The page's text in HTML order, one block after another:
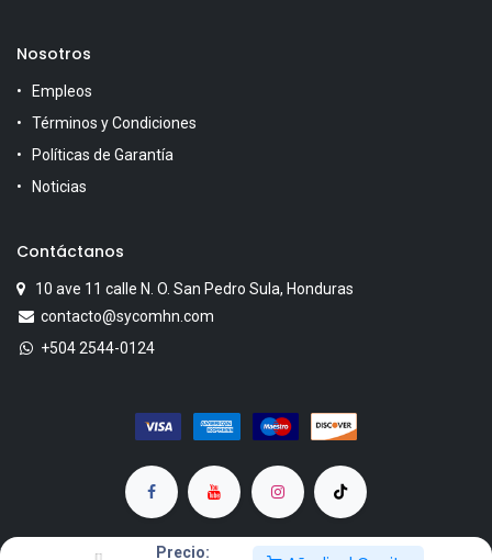
Precio:
Nosotros
Empleos
Términos y Condiciones
Políticas de Garantía
Noticias
Contáctanos
10 ave 11 calle N. O. San Pedro Sula, Honduras
contacto@sycomhn.com
+504 2544-0124